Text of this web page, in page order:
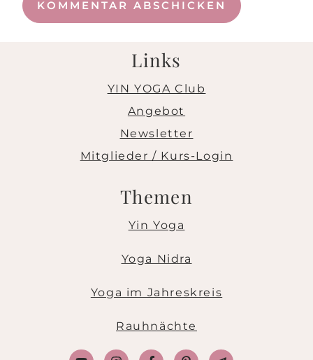
Links
YIN YOGA Club
Angebot
Newsletter
Mitglieder / Kurs-Login
Themen
Yin Yoga
Yoga Nidra
Yoga im Jahreskreis
Rauhnächte